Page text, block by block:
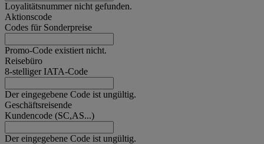
Loyalitätsnummer nicht gefunden.
Aktionscode
Codes für Sonderpreise
Promo-Code existiert nicht.
Reisebüro
8-stelliger IATA-Code
Der eingegebene Code ist ungültig.
Geschäftsreisende
Kundencode (SC,AS...)
Der eingegebene Code ist ungültig.